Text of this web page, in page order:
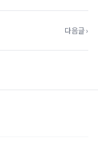
다음글 ›